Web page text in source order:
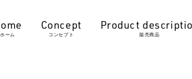
ホーム コンセプト 販売商品